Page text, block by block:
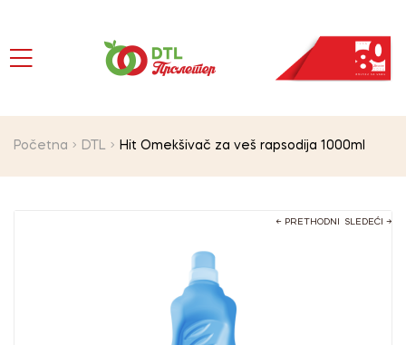
Početna DTL Hit Omekšivač za veš rapsodija 1000ml
← PRETHODNI SLEDEĆI →